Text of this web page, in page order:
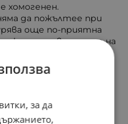
хомогенен.
да пожълтее при
още по-приятна
за осветление на
офиси, хотели,
помещения и
за да